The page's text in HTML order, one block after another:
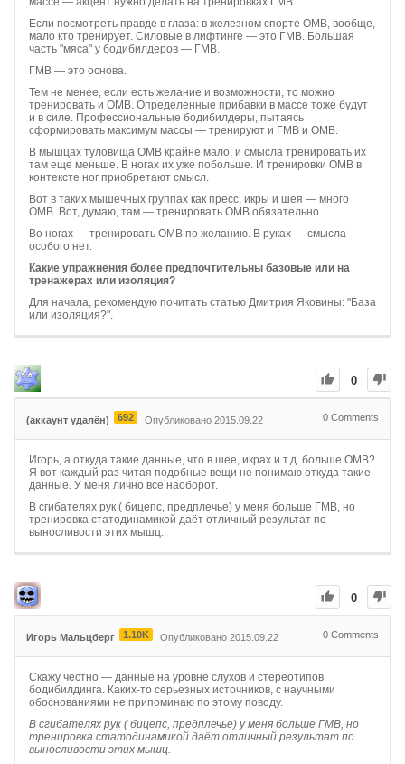
Если посмотреть правде в глаза: в железном спорте ОМВ, вообще,
мало кто тренирует. Силовые в лифтинге — это ГМВ. Большая
часть "мяса" у бодибилдеров — ГМВ.
ГМВ — это основа.
Тем не менее, если есть желание и возможности, то можно
тренировать и ОМВ. Определенные прибавки в массе тоже будут
и в силе. Профессиональные бодибилдеры, пытаясь
сформировать максимум массы — тренируют и ГМВ и ОМВ.
В мышцах туловища ОМВ крайне мало, и смысла тренировать их
там еще меньше. В ногах их уже побольше. И тренировки ОМВ в
контексте ног приобретают смысл.
Вот в таких мышечных группах как пресс, икры и шея — много
ОМВ. Вот, думаю, там — тренировать ОМВ обязательно.
Во ногах — тренировать ОМВ по желанию. В руках — смысла
особого нет.
Какие упражнения более предпочтительны базовые или на
тренажерах или изоляция?
Для начала, рекомендую почитать статью Дмитрия Яковины: "База
или изоляция?".
0
(аккаунт удалён) 692 Опубликовано 2015.09.22 0 Comments
Игорь, а откуда такие данные, что в шее, икрах и т.д. больше ОМВ?
Я вот каждый раз читая подобные вещи не понимаю откуда такие
данные. У меня лично все наоборот.
В сгибателях рук ( бицепс, предплечье) у меня больше ГМВ, но
тренировка статодинамикой даёт отличный результат по
выносливости этих мышц.
0
Игорь Мальцберг 1.10K Опубликовано 2015.09.22 0 Comments
Скажу честно — данные на уровне слухов и стереотипов
бодибилдинга. Каких-то серьезных источников, с научными
обоснованиями не припоминаю по этому поводу.
В сгибателях рук ( бицепс, предплечье) у меня больше ГМВ, но
тренировка статодинамикой даёт отличный результат по
выносливости этих мышц.